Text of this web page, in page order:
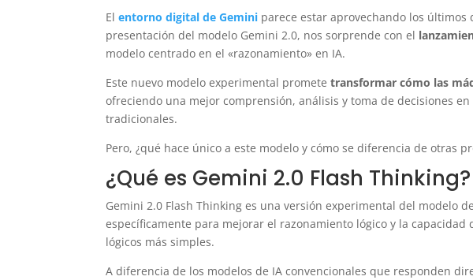
Elentorno digital de Gemini parece estar aprovechando los
presentación del modelo Gemini 2.0, nos sorprende con el
modelo centrado en el «razonamiento» en IA.
Este nuevo modelo experimental prometetransformar cómo las
ofreciendo una mejor comprensión, análisis y toma de decisiones
tradicionales.
Pero, ¿qué hace único a este modelo y cómo se diferencia de otras
¿Qué es Gemini 2.0 Flash Thinking?
Gemini 2.0 Flash Thinking es una versión experimental del modelo
específicamente para mejorar el razonamiento lógico y la
lógicos más simples.
A diferencia de los modelos de IA convencionales que responden